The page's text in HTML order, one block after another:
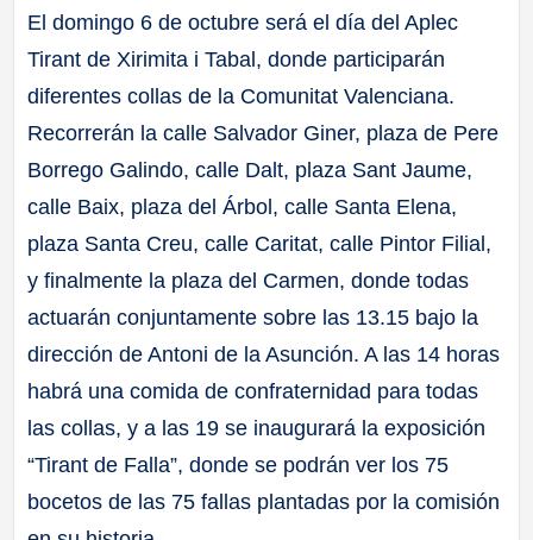
El domingo 6 de octubre será el día del Aplec
Tirant de Xirimita i Tabal, donde participarán
diferentes collas de la Comunitat Valenciana.
Recorrerán la calle Salvador Giner, plaza de Pere
Borrego Galindo, calle Dalt, plaza Sant Jaume,
calle Baix, plaza del Árbol, calle Santa Elena,
plaza Santa Creu, calle Caritat, calle Pintor Filial,
y finalmente la plaza del Carmen, donde todas
actuarán conjuntamente sobre las 13.15 bajo la
dirección de Antoni de la Asunción. A las 14 horas
habrá una comida de confraternidad para todas
las collas, y a las 19 se inaugurará la exposición
“Tirant de Falla”, donde se podrán ver los 75
bocetos de las 75 fallas plantadas por la comisión